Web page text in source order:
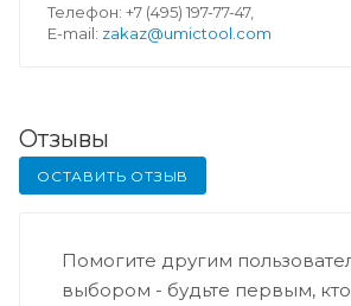
Телефон: +7 (495) 197-77-47,
E-mail: zakaz@umictool.com
Отзывы
ОСТАВИТЬ ОТЗЫВ
Помогите другим
выбором - будьте первым,